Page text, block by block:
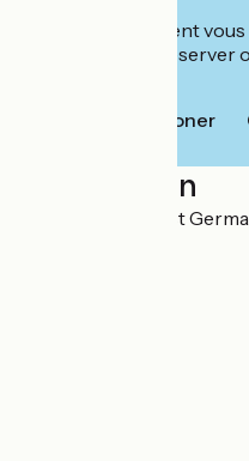
Cet établissement
leur site pour réserver
Téléphoner
Localisation
Le Parc, Neuville St